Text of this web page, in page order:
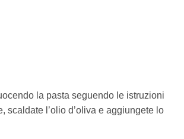
la pasta seguendo le istruzioni
scaldate l’olio d’oliva e aggiungete lo